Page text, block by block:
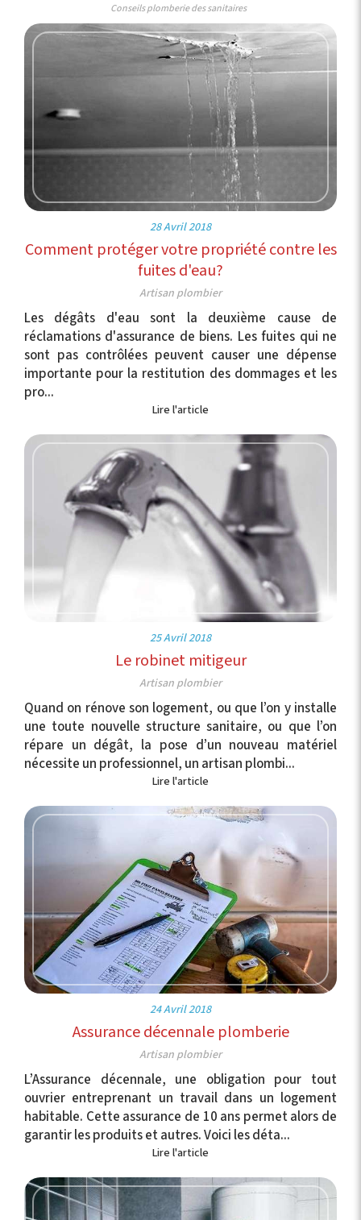
Conseils plomberie des sanitaires
28 Avril 2018
Comment protéger votre propriété contre les
fuites d'eau?
Artisan plombier
Les dégâts d'eau sont la deuxième cause de
réclamations d'assurance de biens. Les fuites qui ne
sont pas contrôlées peuvent causer une dépense
importante pour la restitution des dommages et les
pro...
Lire l'article
25 Avril 2018
Le robinet mitigeur
Artisan plombier
Quand on rénove son logement, ou que l’on y installe
une toute nouvelle structure sanitaire, ou que l’on
répare un dégât, la pose d’un nouveau matériel
nécessite un professionnel, un artisan plombi...
Lire l'article
24 Avril 2018
Assurance décennale plomberie
Artisan plombier
L’Assurance décennale, une obligation pour tout
ouvrier entreprenant un travail dans un logement
habitable. Cette assurance de 10 ans permet alors de
garantir les produits et autres. Voici les déta...
Lire l'article